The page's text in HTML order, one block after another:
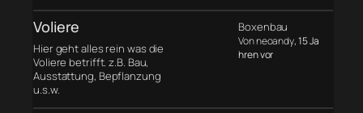
Voliere
Hier geht alles rein was die
Voliere betrifft. z.B. Bau,
Ausstattung, Bepflanzung
u.s.w.
Boxenbau
Von neoandy, 15 Ja
hren vor